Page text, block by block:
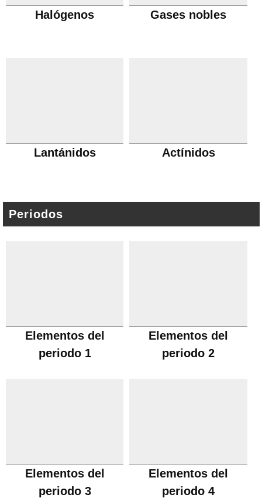
Halógenos Gases nobles
Lantánidos Actínidos
Periodos
Elementos del
periodo 1
Elementos del
periodo 2
Elementos del
periodo 3
Elementos del
periodo 4